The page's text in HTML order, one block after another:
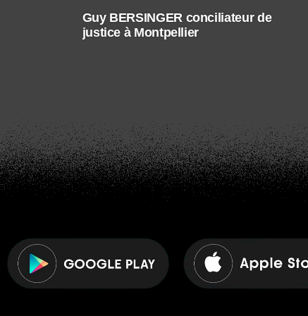
Guy BERSINGER conciliateur de
justice à Montpellier